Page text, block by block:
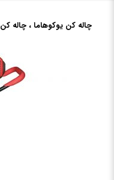
چاله کن یوکوهاما ، چاله کن Yokohama